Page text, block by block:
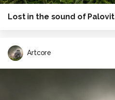
Lost in the sound of Palovit
Artcore